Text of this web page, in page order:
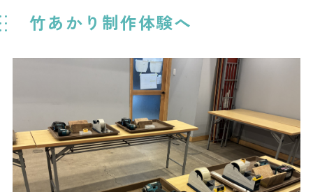
竹あかり制作体験へ